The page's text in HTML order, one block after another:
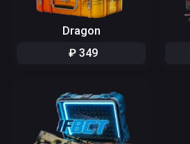
Dragon
₽ 349